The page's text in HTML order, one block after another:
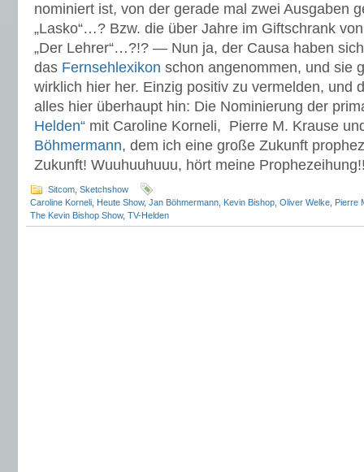
nominiert ist, von der gerade mal zwei Ausgaben
„Lasko“…? Bzw. die über Jahre im Giftschrank
„Der Lehrer“…?!? — Nun ja, der Causa haben
das Fernsehlexikon schon angenommen, und sie
wirklich hier her. Einzig positiv zu vermelden, und
alles hier überhaupt hin: Die Nominierung der
Helden“ mit Caroline Korneli, Pierre M. Krause
Böhmermann, dem ich eine große Zukunft
Zukunft! Wuuhuuhuuu, hört meine
Sitcom Sketchshow
Caroline Korneli Heute Show, Jan Böhmermann Kevin Bishop Oliver Welke Pierre
The Kevin Bishop Show, TV-Helden